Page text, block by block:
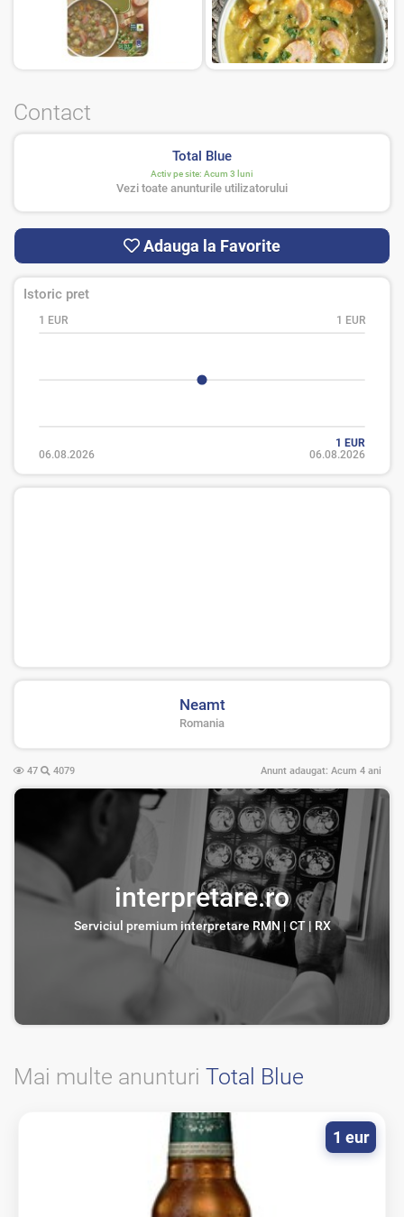
Contact
Total Blue
Activ pe site: Acum 3 luni
Vezi toate anunturile utilizatorului
Adauga la Favorite
Istoric pret
1 EUR 1 EUR
1 EUR
06.08.2026
06.08.2026
Neamt
Romania
47 4079 Anunt adaugat: Acum 4 ani
interpretare.ro
Serviciul premium interpretare RMN | CT | RX
Mai multe anunturi Total Blue
1 eur